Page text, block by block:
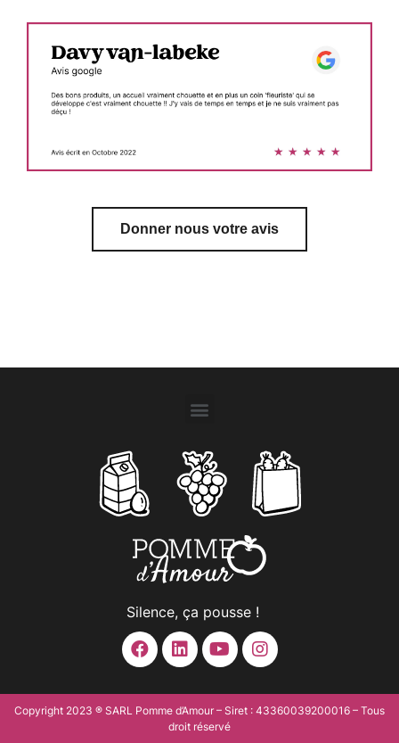
Donner nous votre avis
Silence, ça pousse !
Copyright 2023 ® SARL Pomme d’Amour – Siret : 43360039200016 – Tous
droit réservé